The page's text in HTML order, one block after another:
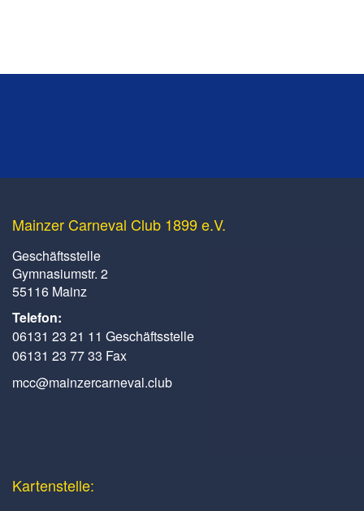
Mainzer Carneval Club 1899 e.V.
Geschäftsstelle
Gymnasiumstr. 2
55116 Mainz
Telefon:
06131 23 21 11 Geschäftsstelle
06131 23 77 33 Fax
mcc@mainzercarneval.club
Kartenstelle: